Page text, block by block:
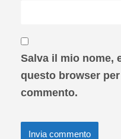
Salva il mio nome,
questo browser
commento.